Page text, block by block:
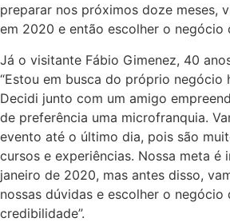
preparar nos próximos doze meses,
em 2020 e então escolher o negócio
Já o visitante Fábio Gimenez, 40
“Estou em busca do próprio negócio
Decidi junto com um amigo
de preferência uma microfranquia.
evento até o último dia, pois são
cursos e experiências. Nossa meta é
janeiro de 2020, mas antes disso,
nossas dúvidas e escolher o negócio
credibilidade”.